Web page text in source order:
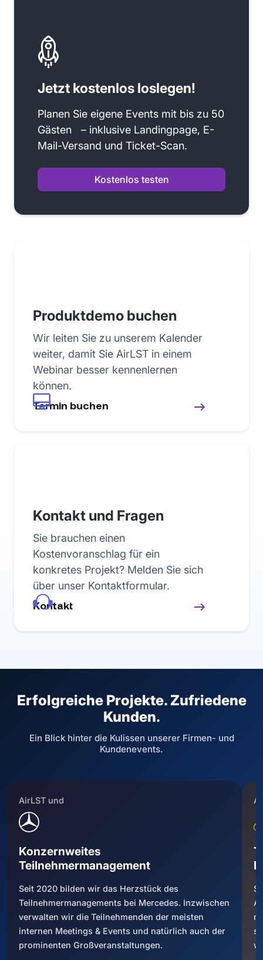
Jetzt kostenlos loslegen!
Planen Sie eigene Events mit bis zu 50
Gästen – inklusive Landingpage, E-
Mail-Versand und Ticket-Scan.
Kostenlos testen
Produktdemo buchen
Wir leiten Sie zu unserem Kalender
weiter, damit Sie AirLST in einem
Webinar besser kennenlernen
können.
Termin buchen
Kontakt und Fragen
Sie brauchen einen
Kostenvoranschlag für ein
konkretes Projekt? Melden Sie sich
über unser Kontaktformular.
Kontakt
Erfolgreiche Projekte. Zufriedene
Kunden.
Ein Blick hinter die Kulissen unserer Firmen- und
Kundenevents.
AirLST und
Konzernweites
Teilnehmermanagement
Seit 2020 bilden wir das Herzstück des
Teilnehmermanagements bei Mercedes. Inzwischen
verwalten wir die Teilnehmenden der meisten
internen Meetings & Events und natürlich auch der
prominenten Großveranstaltungen.